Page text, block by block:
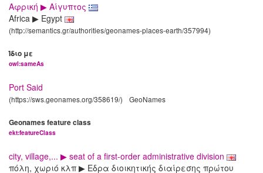
Αφρική ▶ Αίγυπτος
Africa ▶ Egypt
(http://semantics.gr/authorities/geonames-places-earth/357994)
Ίδιο με
owl:sameAs
Port Said
(https://sws.geonames.org/358619/) GeoNames
Geonames feature class
ekt:featureClass
city, village,... ▶ seat of a first-order administrative division
πόλη, χωριό κλπ ▶ Εδρα διοικητικής διαίρεσης πρώτου